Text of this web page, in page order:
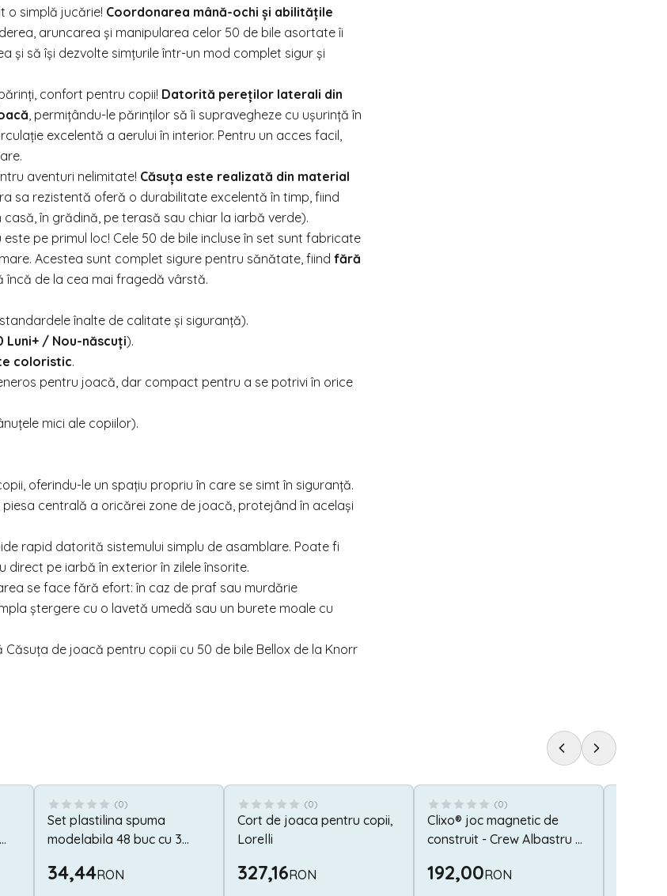
o simplă jucărie! Coordonarea mână-ochi și abilitățile
aruncarea și manipularea celor 50 de bile asortate îi
și să își dezvolte simțurile într-un mod complet sigur și
confort pentru copii! Datorită pereților laterali din
, permițându-le părinților să îi supravegheze cu ușurință în
excelentă a aerului în interior. Pentru un acces facil,
aventuri nelimitate! Căsuța este realizată din material
sa rezistentă oferă o durabilitate excelentă în timp, fiind
casă, în grădină, pe terasă sau chiar la iarbă verde).
pe primul loc! Cele 50 de bile incluse în set sunt fabricate
Acestea sunt complet sigure pentru sănătate, fiind fără
încă de la cea mai fragedă vârstă.
înalte de calitate și siguranță).
Luni+ / Nou-născuți).
coloristic.
pentru joacă, dar compact pentru a se potrivi în orice
mici ale copiilor).
oferindu-le un spațiu propriu în care se simt în siguranță.
centrală a oricărei zone de joacă, protejând în același
rapid datorită sistemului simplu de asamblare. Poate fi
pe iarbă în exterior în zilele însorite.
se face fără efort: în caz de praf sau murdărie
ștergere cu o lavetă umedă sau un burete moale cu
de joacă pentru copii cu 50 de bile Bellox de la Knorr
(0)
Set plastilina spuma
modelabila 48 buc cu 3
MY18256
34,44RON
(0)
Cort de joaca pentru copii,
Lorelli
327,16RON
(0)
Clixo® joc magnetic de
construit - Crew Albastru &
192,00RON